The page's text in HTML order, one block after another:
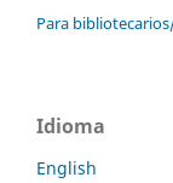
Para
Idioma
English